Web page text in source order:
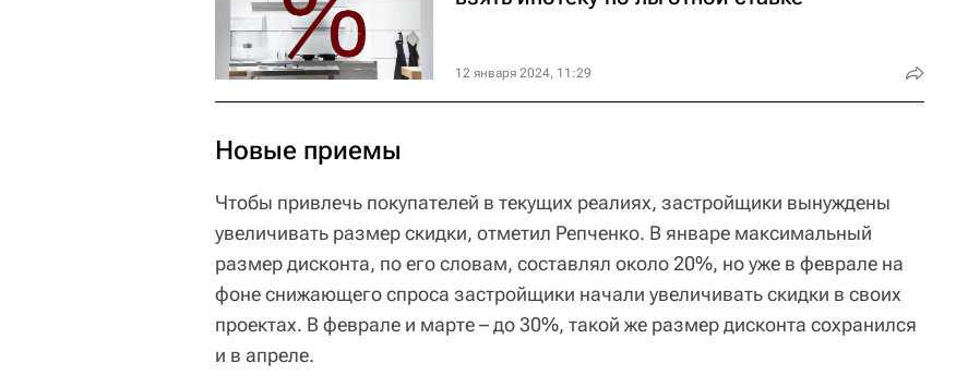
12 января 2024, 11:29
Новые приемы
Чтобы привлечь покупателей в текущих реалиях, застройщики вынуждены
увеличивать размер скидки, отметил Репченко. В январе максимальный
размер дисконта, по его словам, составлял около 20%, но уже в феврале на
фоне снижающего спроса застройщики начали увеличивать скидки в своих
проектах. В феврале и марте – до 30%, такой же размер дисконта сохранился
и в апреле.